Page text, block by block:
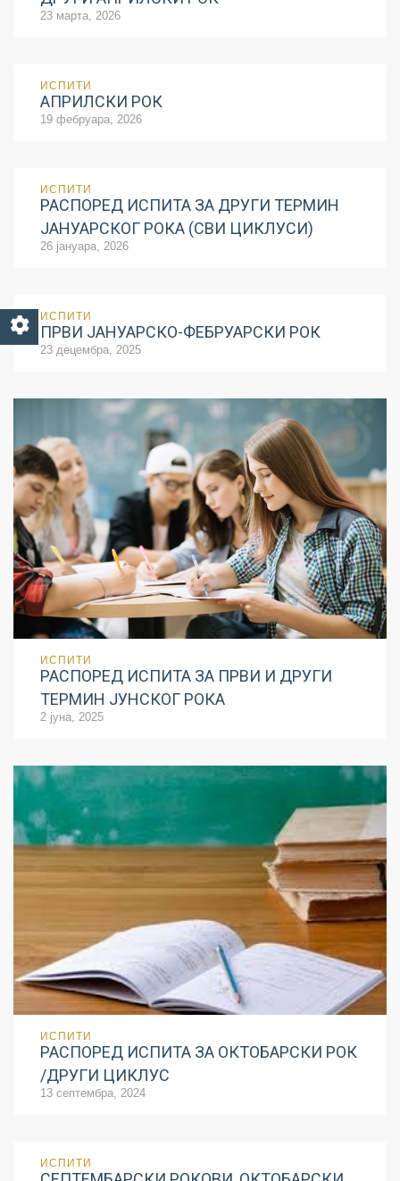
23 марта, 2026
ИСПИТИ
АПРИЛСКИ РОК
19 фебруара, 2026
ИСПИТИ
РАСПОРЕД ИСПИТА ЗА ДРУГИ ТЕРМИН
ЈАНУАРСКОГ РОКА (СВИ ЦИКЛУСИ)
26 јануара, 2026
ИСПИТИ
ПРВИ ЈАНУАРСКО-ФЕБРУАРСКИ РОК
23 децембра, 2025
ИСПИТИ
РАСПОРЕД ИСПИТА ЗА ПРВИ И ДРУГИ
ТЕРМИН ЈУНСКОГ РОКА
2 јуна, 2025
ИСПИТИ
РАСПОРЕД ИСПИТА ЗА ОКТОБАРСКИ РОК
/ДРУГИ ЦИКЛУС
13 септембра, 2024
ИСПИТИ